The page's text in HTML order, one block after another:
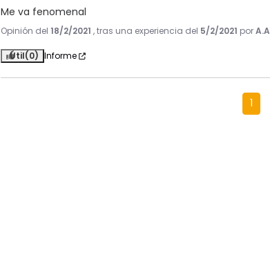
Me va fenomenal
Opinión del 18/2/2021 , tras una experiencia del 5/2/2021 por
Útil(0) Informe
1